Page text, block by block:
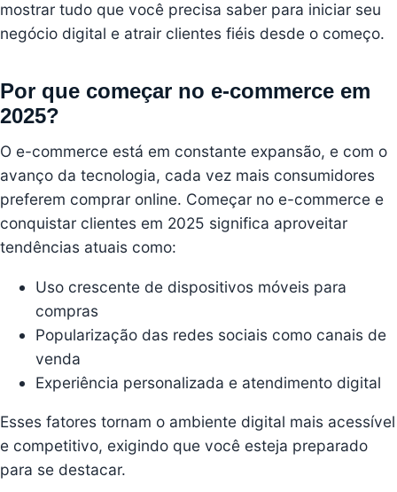
mostrar tudo que você precisa saber para iniciar seu
negócio digital e atrair clientes fiéis desde o começo.
Por que começar no e-commerce em
2025?
O e-commerce está em constante expansão, e com o
avanço da tecnologia, cada vez mais consumidores
preferem comprar online. Começar no e-commerce e
conquistar clientes em 2025 significa aproveitar
tendências atuais como:
Uso crescente de dispositivos móveis para
compras
Popularização das redes sociais como canais de
venda
Experiência personalizada e atendimento digital
Esses fatores tornam o ambiente digital mais acessível
e competitivo, exigindo que você esteja preparado
para se destacar.